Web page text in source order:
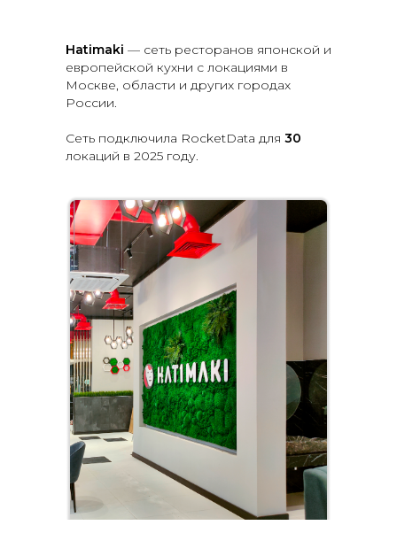
Hatimaki — сеть ресторанов японской и
европейской кухни с локациями в
Москве, области и других городах
России.
Сеть подключила RocketData для 30
локаций в 2025 году.